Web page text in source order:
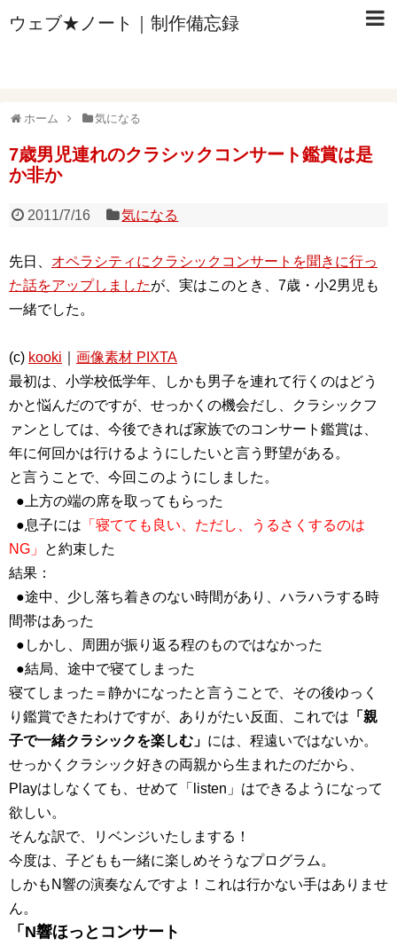
ウェブ★ノート｜制作備忘録
ホーム 気になる
7歳男児連れのクラシックコンサート鑑賞は是
か非か
2011/7/16 気になる
先日、 オペラシティにクラシックコンサートを聞きに行っ
た話をアップしましたが、実はこのとき、7歳・小2男児も
一緒でした。
(c) kooki
画像素材 PIXTA
最初は、小学校低学年、しかも男子を連れて行くのはどう
かと悩んだのですが、せっかくの機会だし、クラシックフ
ァンとしては、今後できれば家族でのコンサート鑑賞は、
年に何回かは行けるようにしたいと言う野望がある。
と言うことで、今回このようにしました。
●上方の端の席を取ってもらった
●息子には 「寝てても良い、ただし、うるさくするのは
NG」
と約束した
結果：
●途中、少し落ち着きのない時間があり、ハラハラする時
間帯はあった
●しかし、周囲が振り返る程のものではなかった
●結局、途中で寝てしまった
寝てしまった＝静かになったと言うことで、その後ゆっく
り鑑賞できたわけですが、ありがたい反面、これでは 「親
子で一緒クラシックを楽しむ」 には、程遠いではないか。
せっかくクラシック好きの両親から生まれたのだから、
Playはしなくても、せめて「listen」はできるようになって
欲しい。
そんな訳で、リベンジいたしまする！
今度は、子どもも一緒に楽しめそうなプログラム。
しかもN響の演奏なんですよ！これは行かない手はありませ
ん。
「N響ほっとコンサート